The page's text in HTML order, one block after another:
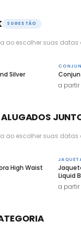
SUGESTÃO
ao escolher suas datas
Silver
a partir
ALUGADOS
ao escolher suas datas
High Waist
Liquid
a partir